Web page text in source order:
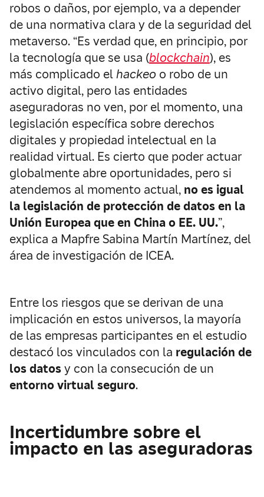
robos o daños, por ejemplo, va a depender
de una normativa clara y de la seguridad del
metaverso. “Es verdad que, en principio, por
la tecnología que se usa (blockchain), es
más complicado elhackeo o robo de un
activo digital, pero las entidades
aseguradoras no ven, por el momento, una
legislación específica sobre derechos
digitales y propiedad intelectual en la
realidad virtual. Es cierto que poder actuar
globalmente abre oportunidades, pero si
atendemos al momento actual, no es igual
la legislación de protección de datos en la
Unión Europea que en China o EE. UU.”,
explica a Mapfre Sabina Martín Martínez, del
área de investigación de ICEA.
Entre los riesgos que se derivan de una
implicación en estos universos, la mayoría
de las empresas participantes en el estudio
destacó los vinculados con la regulación de
los datosy con la consecución de un
entorno virtual seguro.
Incertidumbre sobre el
impacto en las aseguradoras